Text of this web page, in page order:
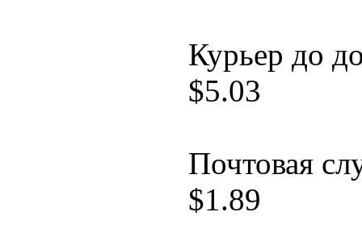
Курьер до
$5.03
Почтовая
$1.89